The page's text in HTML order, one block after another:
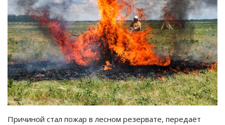
СПЕЦПРОЕКТЫ
СПОРТ
Чек-лист
РАЗВЛЕЧЕНИЯ
OFFICIAL
Причиной стал пожар в лесном резервате, передаёт